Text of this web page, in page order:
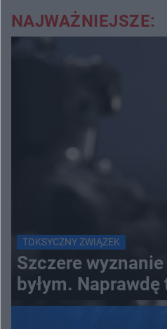
NAJWAŻNIEJSZE:
TOKSYCZNY ZWIĄZEK
Szczere
byłym.